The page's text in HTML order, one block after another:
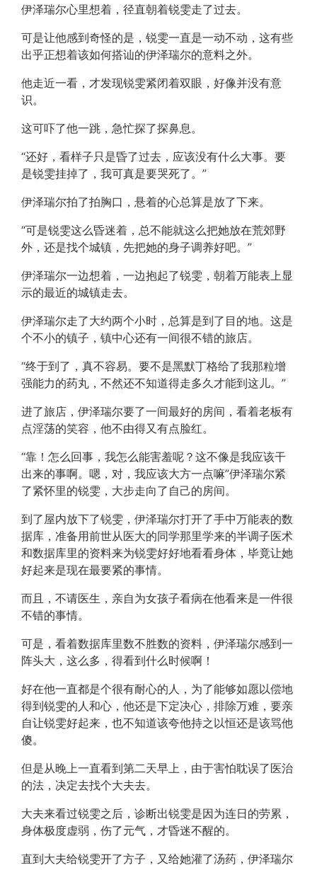
伊泽瑞尔心里想着，径直朝着锐雯走了过去。
可是让他感到奇怪的是，锐雯一直是一动不动，这有些
出乎正想着该如何搭讪的伊泽瑞尔的意料之外。
他走近一看，才发现锐雯紧闭着双眼，好像并没有意
识。
这可吓了他一跳，急忙探了探鼻息。
“还好，看样子只是昏了过去，应该没有什么大事。要
是锐雯挂掉了，我可真是要哭死了。”
伊泽瑞尔拍了拍胸口，悬着的心总算是放了下来。
“可是锐雯这么昏迷着，总不能就这么把她放在荒郊野
外，还是找个城镇，先把她的身子调养好吧。”
伊泽瑞尔一边想着，一边抱起了锐雯，朝着万能表上显
示的最近的城镇走去。
伊泽瑞尔走了大约两个小时，总算是到了目的地。这是
个不小的镇子，镇中心还有一间很不错的旅店。
“终于到了，真不容易。要不是黑默丁格给了我那粒增
强能力的药丸，不然还不知道得走多久才能到这儿。”
进了旅店，伊泽瑞尔要了一间最好的房间，看着老板有
点淫荡的笑容，他不由得又有点脸红。
“靠！怎么回事，我怎么能害羞呢？这不像是我应该干
出来的事啊。嗯，对，我应该大方一点嘛”伊泽瑞尔紧
了紧怀里的锐雯，大步走向了自己的房间。
到了屋内放下了锐雯，伊泽瑞尔打开了手中万能表的数
据库，准备用前世从医大的同学那里学来的半调子医术
和数据库里的资料来为锐雯好好地看看身体，毕竟让她
好起来是现在最要紧的事情。
而且，不请医生，亲自为女孩子看病在他看来是一件很
不错的事情。
可是，看着数据库里数不胜数的资料，伊泽瑞尔感到一
阵头大，这么多，得看到什么时候啊！
好在他一直都是个很有耐心的人，为了能够如愿以偿地
得到锐雯的人和心，他还是下定决心，排除万难，要亲
自让锐雯好起来，也不知道该夸他持之以恒还是该骂他
傻。
但是从晚上一直看到第二天早上，由于害怕耽误了医治
的法，决定去找个大夫去。
大夫来看过锐雯之后，诊断出锐雯是因为连日的劳累，
身体极度虚弱，伤了元气，才昏迷不醒的。
直到大夫给锐雯开了方子，又给她灌了汤药，伊泽瑞尔